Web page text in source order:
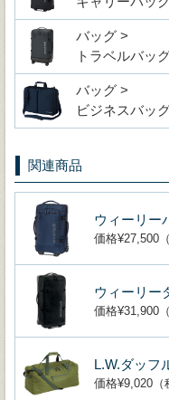
バッグ >
トラベルバッ
バッグ >
ビジネスバッ
関連商品
ウィーリー
価格¥27,500
ウィーリー
価格¥31,900
L.W.ダッフ
価格¥9,020（